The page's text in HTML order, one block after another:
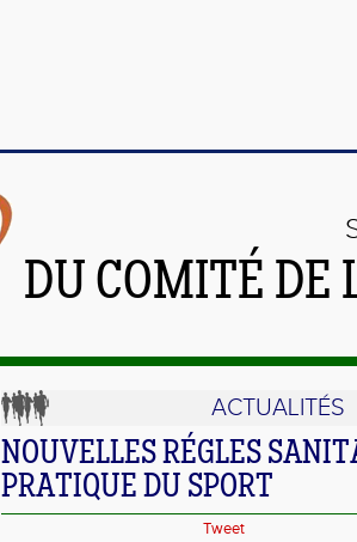
DU COMITÉ
ACTUALITÉS
NOUVELLES RÉGLES
PRATIQUE DU SPORT
Tweet